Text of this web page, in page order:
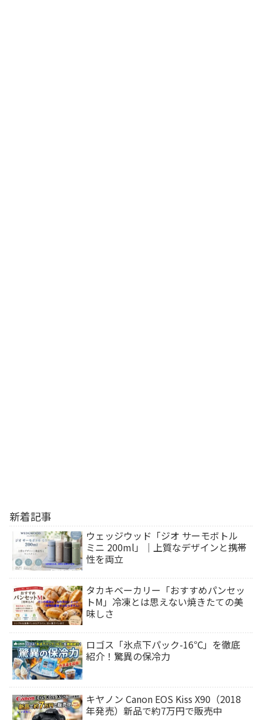
新着記事
ウェッジウッド「ジオ サーモボトル
ミニ 200ml」｜上質なデザインと携帯
性を両立
タカキベーカリー「おすすめパンセッ
トM」冷凍とは思えない焼きたての美
味しさ
ロゴス「氷点下パック-16℃」を徹底
紹介！驚異の保冷力
キヤノン Canon EOS Kiss X90（2018
年発売）新品で約7万円で販売中